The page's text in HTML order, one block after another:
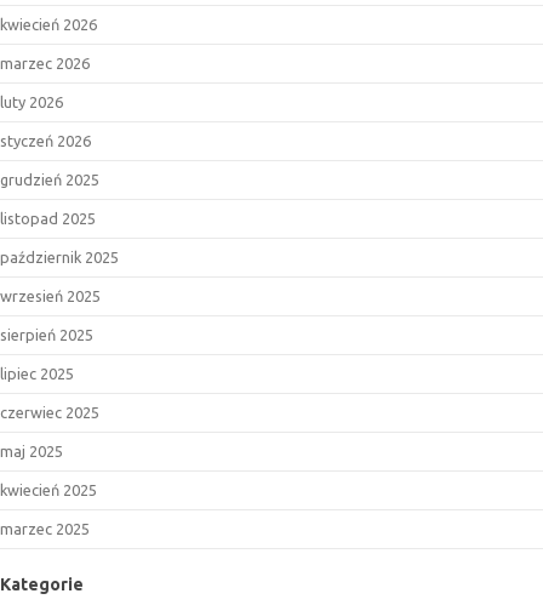
kwiecień 2026
marzec 2026
luty 2026
styczeń 2026
grudzień 2025
listopad 2025
październik 2025
wrzesień 2025
sierpień 2025
lipiec 2025
czerwiec 2025
maj 2025
kwiecień 2025
marzec 2025
Kategorie